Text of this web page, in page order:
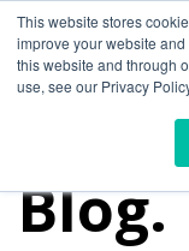
This website stores
improve your website
this website and through
use, see our Privacy
Blog.